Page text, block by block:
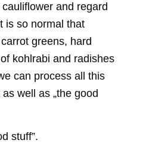
and regard
is so normal that
greens, hard
kohlrabi and radishes
can process all this
well as „the good
stuff”.